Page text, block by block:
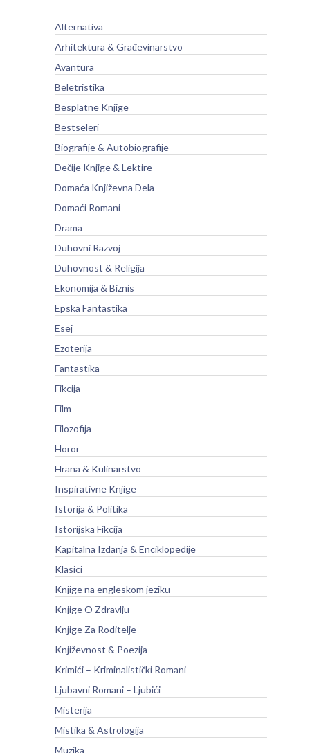
Alternativa
Arhitektura & Građevinarstvo
Avantura
Beletristika
Besplatne Knjige
Bestseleri
Biografije & Autobiografije
Dečije Knjige & Lektire
Domaća Književna Dela
Domaći Romani
Drama
Duhovni Razvoj
Duhovnost & Religija
Ekonomija & Biznis
Epska Fantastika
Esej
Ezoterija
Fantastika
Fikcija
Film
Filozofija
Horor
Hrana & Kulinarstvo
Inspirativne Knjige
Istorija & Politika
Istorijska Fikcija
Kapitalna Izdanja & Enciklopedije
Klasici
Knjige na engleskom jeziku
Knjige O Zdravlju
Knjige Za Roditelje
Književnost & Poezija
Krimići – Kriminalistički Romani
Ljubavni Romani – Ljubići
Misterija
Mistika & Astrologija
Muzika